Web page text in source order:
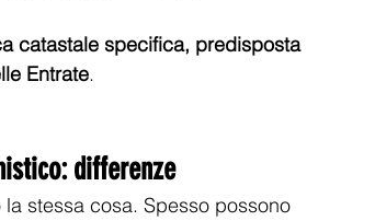
catastale specifica, predisposta
Entrate.
differenze
stessa cosa. Spesso possono